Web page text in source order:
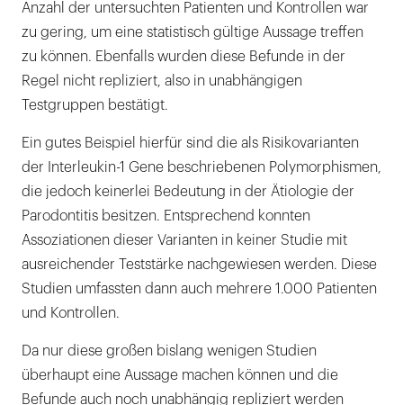
Anzahl der untersuchten Patienten und Kontrollen war
zu gering, um eine statistisch gültige Aussage treffen
zu können. Ebenfalls wurden diese Befunde in der
Regel nicht repliziert, also in unabhängigen
Testgruppen bestätigt.
Ein gutes Beispiel hierfür sind die als Risikovarianten
der Interleukin-1 Gene beschriebenen Polymorphismen,
die jedoch keinerlei Bedeutung in der Ätiologie der
Parodontitis besitzen. Entsprechend konnten
Assoziationen dieser Varianten in keiner Studie mit
ausreichender Teststärke nachgewiesen werden. Diese
Studien umfassten dann auch mehrere 1.000 Patienten
und Kontrollen.
Da nur diese großen bislang wenigen Studien
überhaupt eine Aussage machen können und die
Befunde auch noch unabhängig repliziert werden